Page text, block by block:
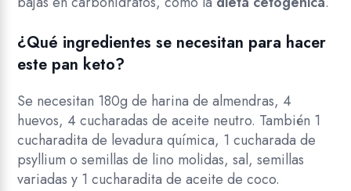
¿Qué ingredientes se necesitan para hacer
este pan keto?
Se necesitan 180g de harina de almendras, 4
huevos, 4 cucharadas de aceite neutro. También 1
cucharadita de levadura química, 1 cucharada de
psyllium o semillas de lino molidas, sal, semillas
variadas y 1 cucharadita de aceite de coco.